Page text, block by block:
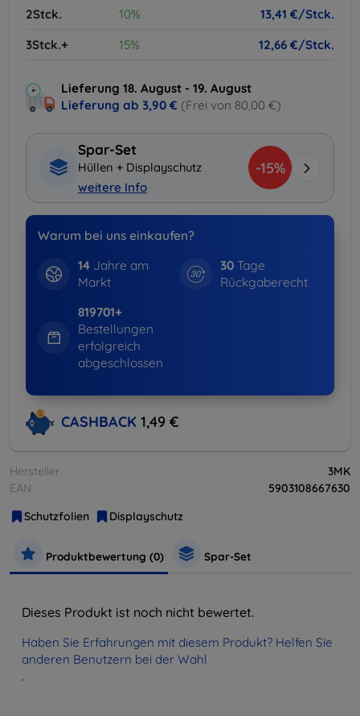
2Stck. 10%
13,41 €/Stck.
3Stck.+
15% 12,66 €/Stck.
Lieferung 18. August - 19. August
Lieferung ab 3,90 € (Frei von 80,00 €)
Spar-Set
Hüllen + Displayschutz
weitere Info
-15%
Warum bei uns einkaufen?
14Jahre am
Markt
30 Tage
Rückgaberecht
819701+
Bestellungen
erfolgreich
abgeschlossen
CASHBACK 1,49 €
Hersteller
3MK
EAN
5903108667630
Schutzfolien
Displayschutz
Produktbewertung (0) Spar-Set
Dieses Produkt ist noch nicht bewertet.
Haben Sie Erfahrungen mit diesem Produkt? Helfen Sie
anderen Benutzern bei der Wahl
.